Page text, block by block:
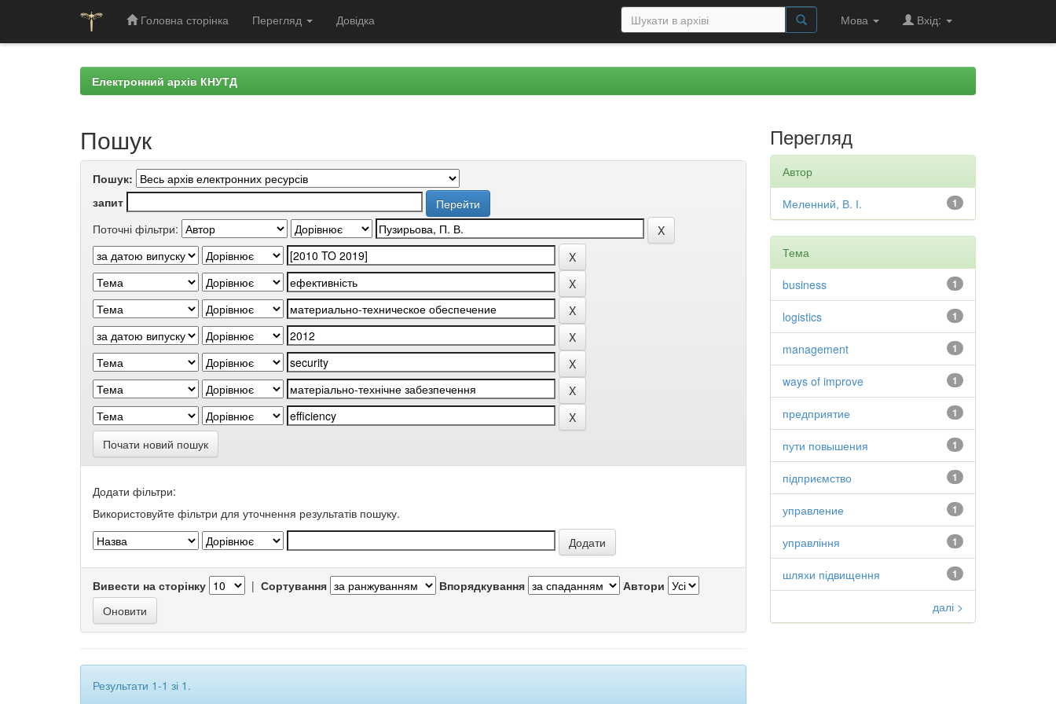
Головна сторінка Перегляд Довідка Мова Вхід:
Електронний архів КНУТД
Пошук
Пошук:
запит
Поточні фільтри:
Почати новий пошук
Додати фільтри:
Використовуйте фільтри для уточнення результатів пошуку.
Вивести на сторінку | Сортування Впорядкування Автори
Результати 1-1 зі 1.
Перегляд
Автор
1
Меленний, В. І.
Тема
1
business
1
logistics
1
management
1
ways of improve
1
предприятие
1
пути повышения
1
підприємство
1
управление
1
управління
1
шляхи підвищення
далі >